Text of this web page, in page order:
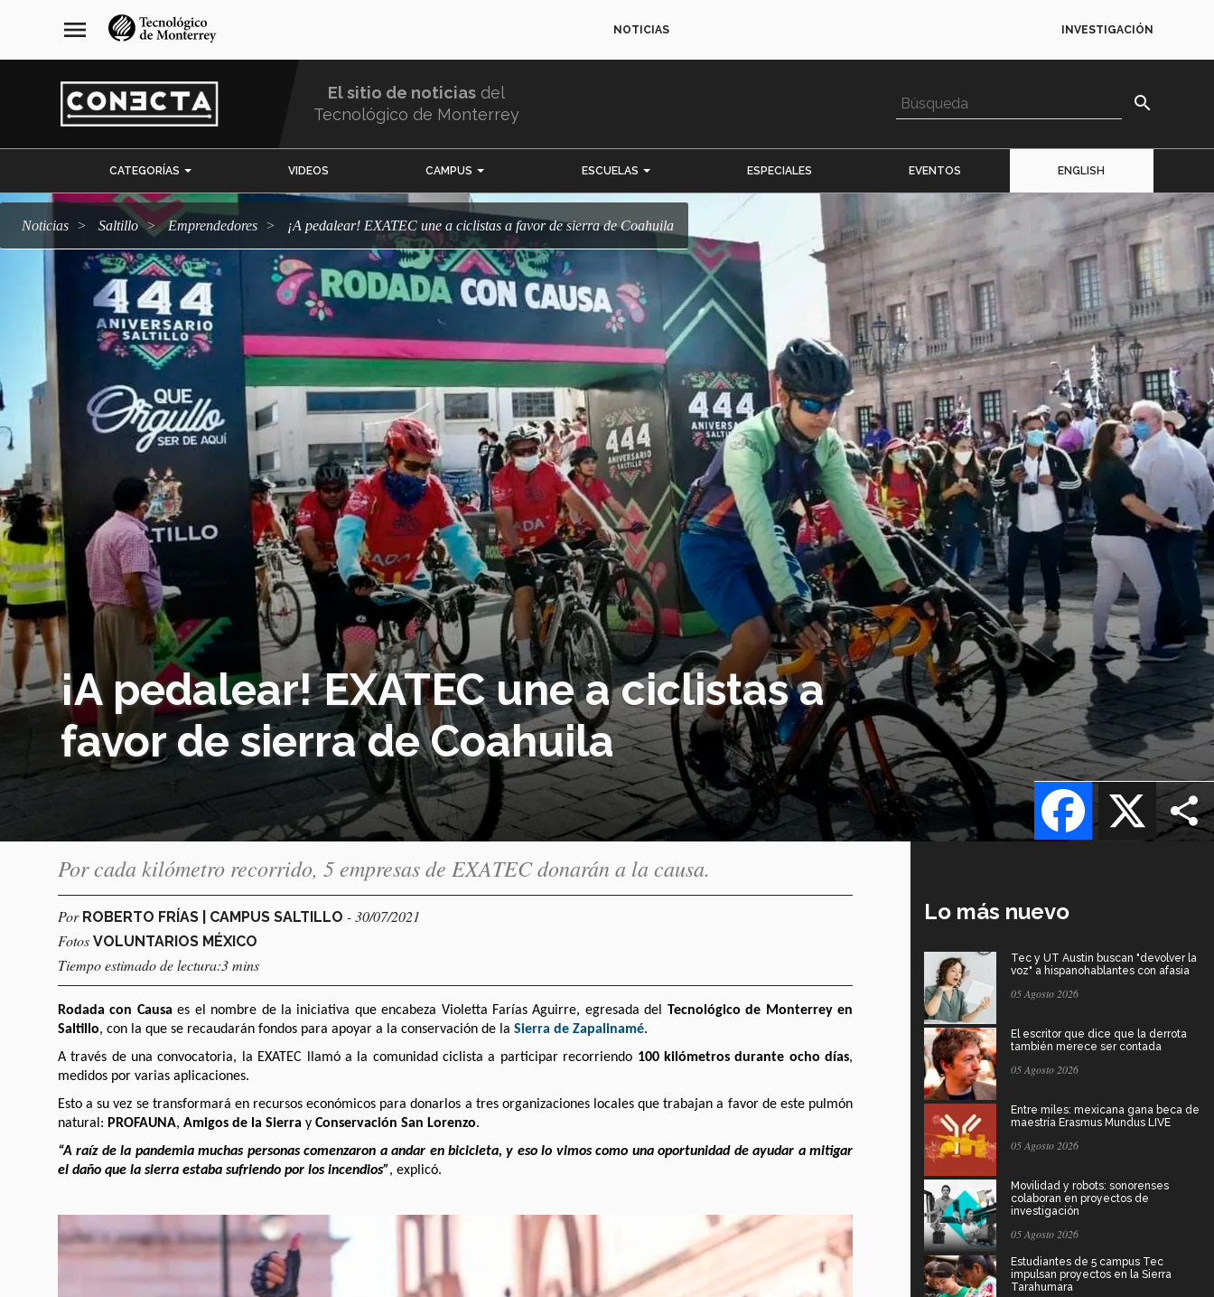
navegación
principal
menu NOTICIAS INVESTIGACIÓN
El sitio de noticias del
Tecnológico de Monterrey
search
CATEGORÍAS VIDEOS CAMPUS ESCUELAS ESPECIALES EVENTOS ENGLISH
Noticias Saltillo emprendedores ¡A pedalear! EXATEC une a ciclistas a favor de sierra de Coahuila
¡A pedalear! EXATEC une a ciclistas a
favor de sierra de Coahuila
X
Facebook
Por cada kilómetro recorrido, 5 empresas de EXATEC donarán a la causa.
Por ROBERTO FRÍAS | CAMPUS SALTILLO - 30/07/2021
Fotos VOLUNTARIOS MÉXICO
Tiempo estimado de lectura:3 mins
Rodada con Causa es el nombre de la iniciativa que encabeza Violetta Farías Aguirre, egresada del Tecnológico de Monterrey en
Saltillo, con la que se recaudarán fondos para apoyar a la conservación de la Sierra de Zapalinamé.
A través de una convocatoria, la EXATEC llamó a la comunidad ciclista a participar recorriendo 100 kilómetros durante ocho días,
medidos por varias aplicaciones.
Esto a su vez se transformará en recursos económicos para donarlos a tres organizaciones locales que trabajan a favor de este pulmón
natural: PROFAUNA, Amigos de la Sierra y Conservación San Lorenzo.
“A raíz de la pandemia muchas personas comenzaron a andar en bicicleta, y eso lo vimos como una oportunidad de ayudar a mitigar
el daño que la sierra estaba sufriendo por los incendios”, explicó.
Lo más nuevo
Tec y UT Austin buscan "devolver la
voz" a hispanohablantes con afasia
05 Agosto 2026
El escritor que dice que la derrota
también merece ser contada
05 Agosto 2026
Entre miles: mexicana gana beca de
maestría Erasmus Mundus LIVE
05 Agosto 2026
Movilidad y robots: sonorenses
colaboran en proyectos de
investigación
05 Agosto 2026
Estudiantes de 5 campus Tec
impulsan proyectos en la Sierra
Tarahumara